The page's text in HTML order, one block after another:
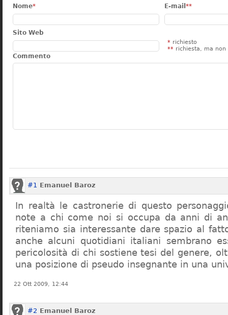
Nome* E-mail **
Sito Web
* richiesto
** richiesta, ma non
Commento
#1 Emanuel Baroz
In realtà le castronerie di questo
note a chi come noi si occupa da anni di
riteniamo sia interessante dare spazio al fatto
anche alcuni quotidiani italiani sembrano
pericolosità di chi sostiene tesi del genere,
una posizione di pseudo insegnante in una
22 Ott 2009, 12:44
#2 Emanuel Baroz